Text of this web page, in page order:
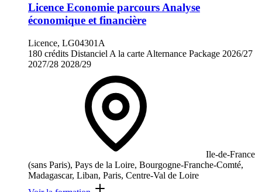
Licence Economie parcours Analyse
économique et financière
Licence, LG04301A
180 crédits Distanciel A la carte Alternance Package 2026/27
2027/28 2028/29
Ile-de-France
(sans Paris), Pays de la Loire, Bourgogne-Franche-Comté,
Madagascar, Liban, Paris, Centre-Val de Loire